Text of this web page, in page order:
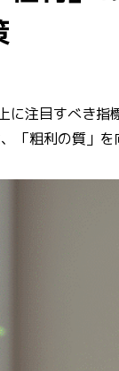
に注目すべき
「粗利の質」